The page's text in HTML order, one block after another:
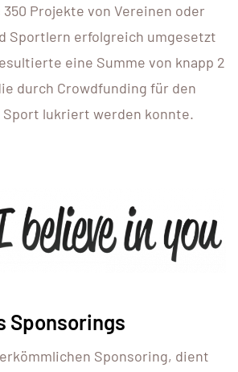
Projekte von Vereinen oder
Sportlern erfolgreich umgesetzt
eine Summe von knapp 2
durch Crowdfunding für den
lukriert werden konnte.
Sponsorings
Sponsoring, dient